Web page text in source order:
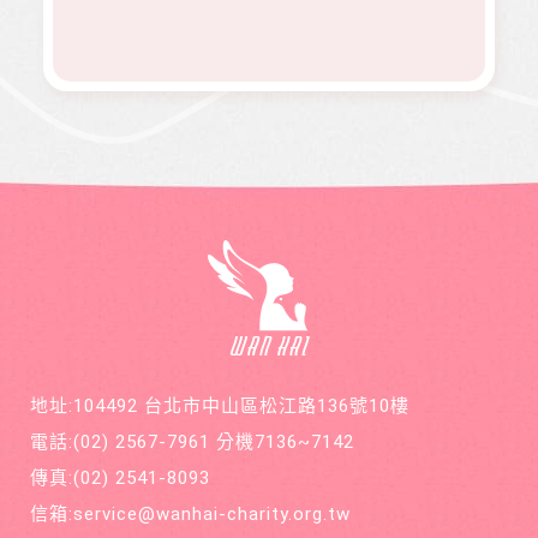
地址:104492 台北市中山區松江路136號10樓
電話:(02) 2567-7961 分機7136~7142
傳真:(02) 2541-8093
信箱:service@wanhai-charity.org.tw